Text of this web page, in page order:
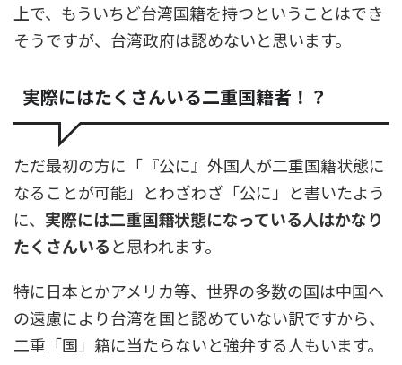
上で、もういちど台湾国籍を持つということはでき
そうですが、台湾政府は認めないと思います。
実際にはたくさんいる二重国籍者！？
ただ最初の方に「『公に』外国人が二重国籍状態に
なることが可能」とわざわざ「公に」と書いたよう
に、 実際には二重国籍状態になっている人はかなり
たくさんいると思われます。
特に日本とかアメリカ等、世界の多数の国は中国へ
の遠慮により台湾を国と認めていない訳ですから、
二重「国」籍に当たらないと強弁する人もいます。